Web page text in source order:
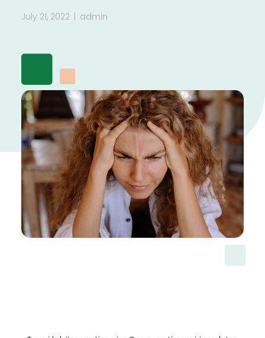
July 21, 2022 admin